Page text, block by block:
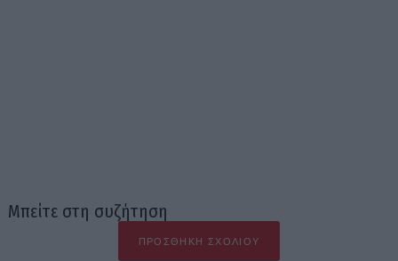
Μπείτε στη συζήτηση
ΠΡΟΣΘΉΚΗ ΣΧΟΛΊΟΥ